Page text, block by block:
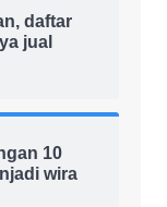
daftar
jual
10
wira